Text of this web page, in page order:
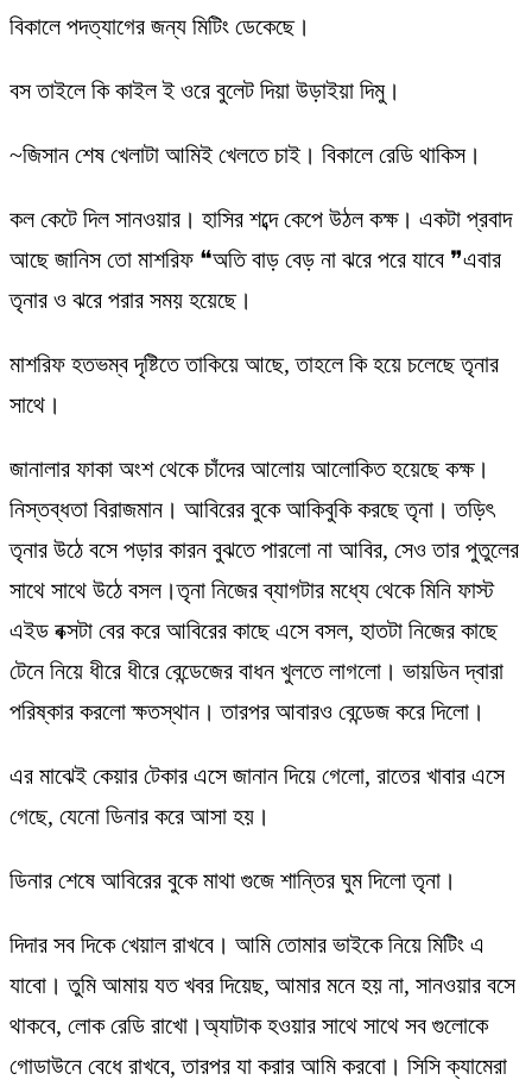
বিকালে পদত্যাগের জন্য মিটিং ডেকেছে।
বস তাইলে কি কাইল ই ওরে বুলেট দিয়া উড়াইয়া দিমু।
~জিসান শেষ খেলাটা আমিই খেলতে চাই। বিকালে রেডি থাকিস।
কল কেটে দিল সানওয়ার। হাসির শব্দে কেপে উঠল কক্ষ। একটা প্রবাদ
আছে জানিস তো মাশরিফ ❝অতি বাড় বেড় না ঝরে পরে যাবে ❞এবার
তৃনার ও ঝরে পরার সময় হয়েছে।
মাশরিফ হতভম্ব দৃষ্টিতে তাকিয়ে আছে, তাহলে কি হয়ে চলেছে তৃনার
সাথে।
জানালার ফাকা অংশ থেকে চাঁদের আলোয় আলোকিত হয়েছে কক্ষ।
নিস্তব্ধতা বিরাজমান। আবিরের বুকে আকিবুকি করছে তৃনা। তড়িৎ
তৃনার উঠে বসে পড়ার কারন বুঝতে পারলো না আবির, সেও তার পুতুলের
সাথে সাথে উঠে বসল।তৃনা নিজের ব্যাগটার মধ্যে থেকে মিনি ফাস্ট
এইড বক্সটা বের করে আবিরের কাছে এসে বসল, হাতটা নিজের কাছে
টেনে নিয়ে ধীরে ধীরে বেন্ডেজের বাধন খুলতে লাগলো। ভায়ডিন দ্বারা
পরিষ্কার করলো ক্ষতস্থান। তারপর আবারও বেন্ডেজ করে দিলো।
এর মাঝেই কেয়ার টেকার এসে জানান দিয়ে গেলো, রাতের খাবার এসে
গেছে, যেনো ডিনার করে আসা হয়।
ডিনার শেষে আবিরের বুকে মাথা গুজে শান্তির ঘুম দিলো তৃনা।
দিদার সব দিকে খেয়াল রাখবে। আমি তোমার ভাইকে নিয়ে মিটিং এ
যাবো। তুমি আমায় যত খবর দিয়েছ, আমার মনে হয় না, সানওয়ার বসে
থাকবে, লোক রেডি রাখো।অ্যাটাক হওয়ার সাথে সাথে সব গুলোকে
গোডাউনে বেধে রাখবে, তারপর যা করার আমি করবো। সিসি ক্যামেরা